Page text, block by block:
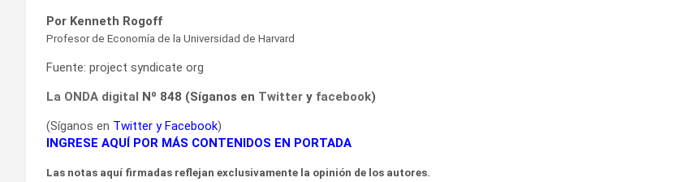
Por Kenneth Rogoff
Profesor de Economía de la Universidad de Harvard
Fuente: project syndicate org
La ONDA digital Nº 848 (Síganos en Twitter y facebook)
(Síganos en Twitter yFacebook)
INGRESE AQUÍ POR MÁS CONTENIDOS EN PORTADA
Las notas aquí firmadas reflejan exclusivamente la opinión de los autores.